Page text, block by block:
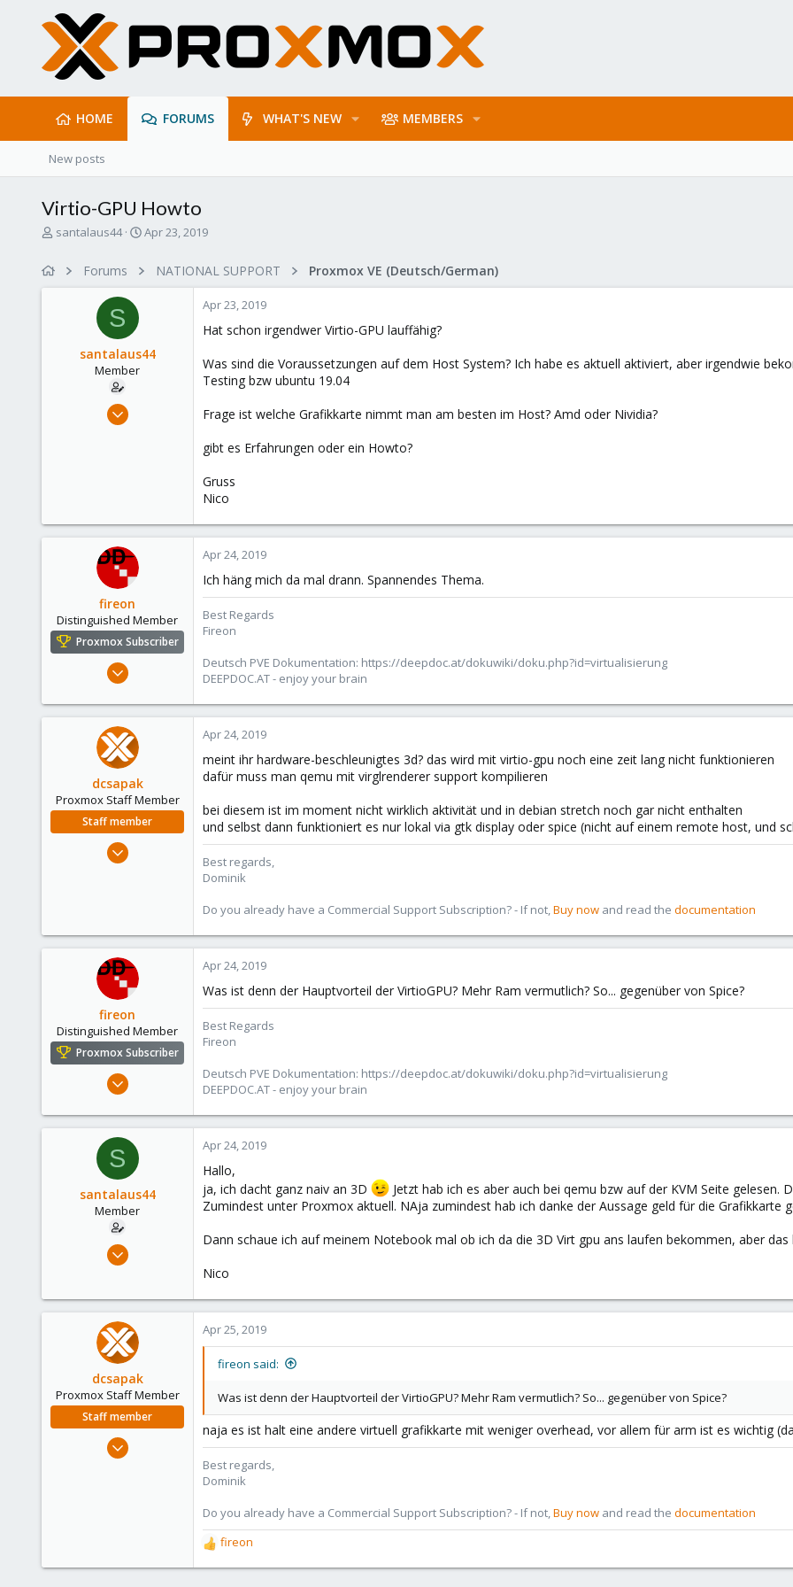
HOME FORUMS WHAT'S NEW MEMBERS
New posts
Virtio-GPU Howto
T
santalaus44
S
e
Apr 23, 2019
Forums NATIONAL SUPPORT Proxmox VE (Deutsch/German)
S
santalaus44
Member
Apr 18, 2019
Apr 23, 2019
Hat schon irgendwer Virtio-GPU lauffähig?
Was sind die Voraussetzungen auf dem Host System? Ich habe es aktuell aktiviert, aber irgendwie
Testing bzw ubuntu 19.04
Frage ist welche Grafikkarte nimmt man am besten im Host? Amd oder Nividia?
gibt es Erfahrungen oder ein Howto?
Gruss
Nico
fireon
Distinguished Member
Proxmox Subscriber
Oct 25, 2010
591
Austria/Graz
deepdoc.at
Apr 24, 2019
Ich häng mich da mal drann. Spannendes Thema.
Best Regards
Fireon
Deutsch PVE Dokumentation: https://deepdoc.at/dokuwiki/doku.php?id=virtualisierung
DEEPDOC.AT - enjoy your brain
dcsapak
Proxmox Staff Member
Staff member
Feb 1, 2016
38
Apr 24, 2019
meint ihr hardware-beschleunigtes 3d? das wird mit virtio-gpu noch eine zeit lang nicht funktionieren
dafür muss man qemu mit virglrenderer support kompilieren
bei diesem ist im moment nicht wirklich aktivität und in debian stretch noch gar nicht enthalten
und selbst dann funktioniert es nur lokal via gtk display oder spice (nicht auf einem remote host, und
Best regards,
Dominik
Do you already have a Commercial Support Subscription? - If not,Buy now and read the documentation
fireon
Distinguished Member
Proxmox Subscriber
Oct 25, 2010
591
Austria/Graz
deepdoc.at
Apr 24, 2019
Was ist denn der Hauptvorteil der VirtioGPU? Mehr Ram vermutlich? So... gegenüber von Spice?
Best Regards
Fireon
Deutsch PVE Dokumentation: https://deepdoc.at/dokuwiki/doku.php?id=virtualisierung
DEEPDOC.AT - enjoy your brain
S
santalaus44
Member
Apr 18, 2019
6
Apr 24, 2019
Hallo,
ja, ich dacht ganz naiv an 3D
Jetzt hab ich es aber auch bei qemu bzw auf der KVM Seite gelesen.
Zumindest unter Proxmox aktuell. NAja zumindest hab ich danke der Aussage geld für die Grafikkarte
Dann schaue ich auf meinem Notebook mal ob ich da die 3D Virt gpu ans laufen bekommen, aber
Nico
dcsapak
Proxmox Staff Member
Staff member
Feb 1, 2016
Apr 25, 2019
fireon said:
Was ist denn der Hauptvorteil der VirtioGPU? Mehr Ram vermutlich? So... gegenüber von Spice?
naja es ist halt eine andere virtuell grafikkarte mit weniger overhead, vor allem für arm ist es wichtig
Best regards,
Dominik
Do you already have a Commercial Support Subscription? - If not, Buy now and read the documentation
R
e
fireon